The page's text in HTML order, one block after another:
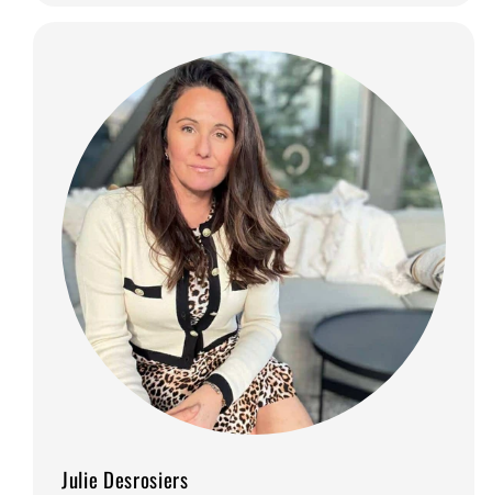
Julie Desrosiers